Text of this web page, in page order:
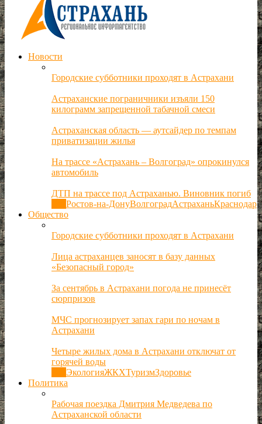
Новости
Городские субботники проходят в Астрахани
Астраханские пограничники изъяли 150
килограмм запрещенной табачной смеси
Астраханская область — аутсайдер по темпам
приватизации жилья
На трассе «Астрахань – Волгоград» опрокинулся
автомобиль
ДТП на трассе под Астраханью. Виновник погиб
Ростов-на-ДонуВолгоградАстраханьКраснодар
Общество
Городские субботники проходят в Астрахани
Лица астраханцев заносят в базу данных
«Безопасный город»
За сентябрь в Астрахани погода не принесёт
сюрпризов
МЧС прогнозирует запах гари по ночам в
Астрахани
Четыре жилых дома в Астрахани отключат от
горячей воды
ЭкологияЖКХТуризмЗдоровье
Политика
Рабочая поездка Дмитрия Медведева по
Астраханской области